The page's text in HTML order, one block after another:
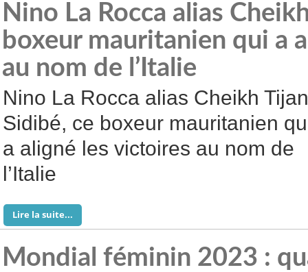
Nino La Rocca alias
boxeur mauritanien qui a
au nom de l’Italie
Nino La Rocca alias Cheikh
Sidibé, ce boxeur mauritanien
a aligné les victoires au nom de
l’Italie
Lire la suite...
Mondial féminin 2023 :